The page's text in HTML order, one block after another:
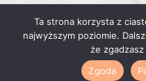
COPYRIGHT © 2021 EWALEMKE |
RAMACH
Ta strona korzysta z
najwyższym poziomie.
że
Zgoda